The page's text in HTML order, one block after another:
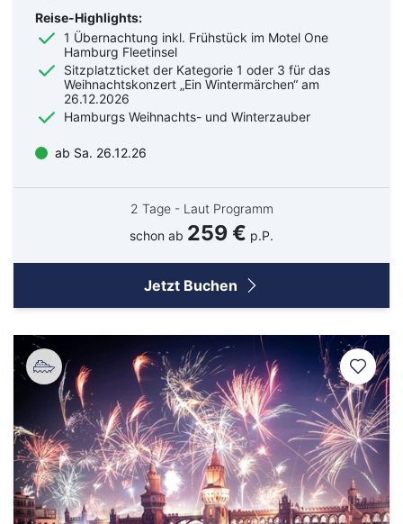
Reise-Highlights:
1 Übernachtung inkl. Frühstück im Motel One
Hamburg Fleetinsel
Sitzplatzticket der Kategorie 1 oder 3 für das
Weihnachtskonzert „Ein Wintermärchen“ am
26.12.2026
Hamburgs Weihnachts- und Winterzauber
ab Sa. 26.12.26
2 Tage - Laut Programm
schon ab 259 € p.P.
Jetzt Buchen